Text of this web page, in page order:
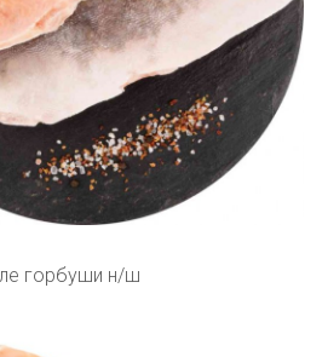
горбуши н/ш